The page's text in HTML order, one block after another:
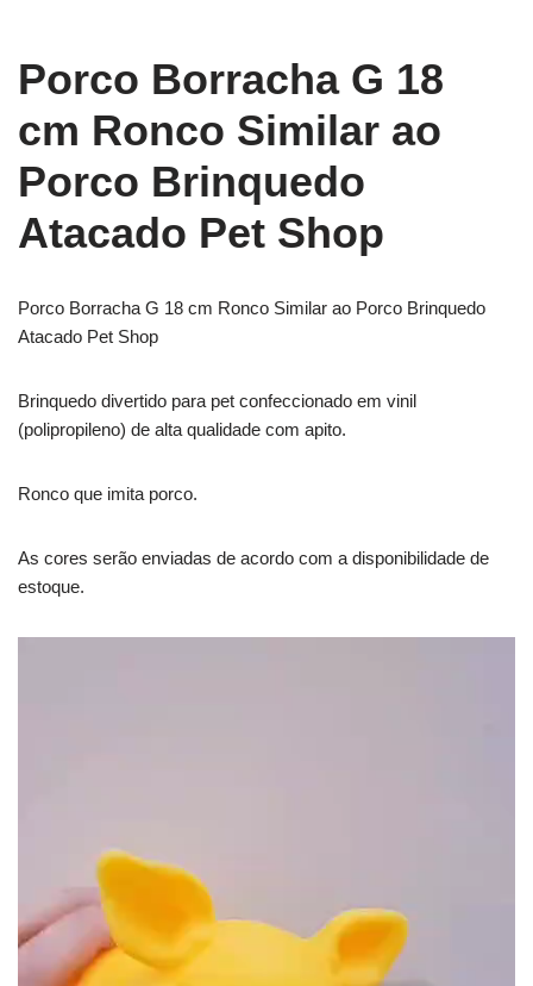
Porco Borracha G 18
cm Ronco Similar ao
Porco Brinquedo
Atacado Pet Shop
Porco Borracha G 18 cm Ronco Similar ao Porco Brinquedo
Atacado Pet Shop
Brinquedo divertido para pet confeccionado em vinil
(polipropileno) de alta qualidade com apito.
Ronco que imita porco.
As cores serão enviadas de acordo com a disponibilidade de
estoque.